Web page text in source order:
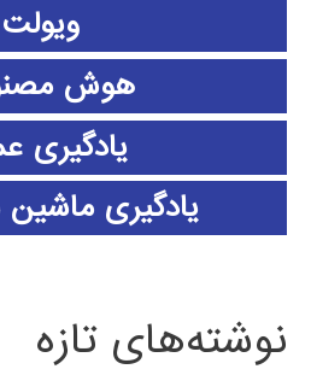
ویولت
هوش
یادگیری
یادگیری ماشین
نوشته‌های تازه